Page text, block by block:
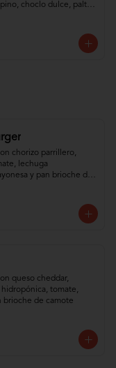
choclo dulce, palta,
chorizo parrillero,
lechuga
y pan brioche de
queso cheddar,
tomate,
brioche de camote